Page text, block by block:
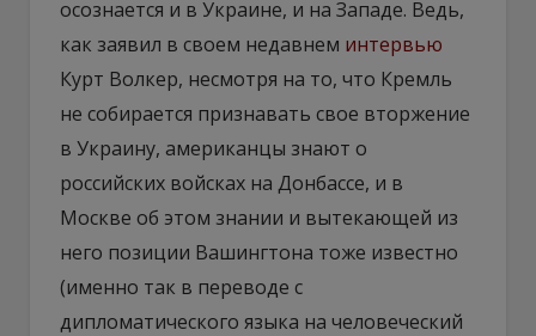
осознается и в Украине, и на Западе. Ведь,
как заявил в своем недавнем интервью
Курт Волкер, несмотря на то, что Кремль
не собирается признавать свое вторжение
в Украину, американцы знают о
российских войсках на Донбассе, и в
Москве об этом знании и вытекающей из
него позиции Вашингтона тоже известно
(именно так в переводе с
дипломатического языка на человеческий